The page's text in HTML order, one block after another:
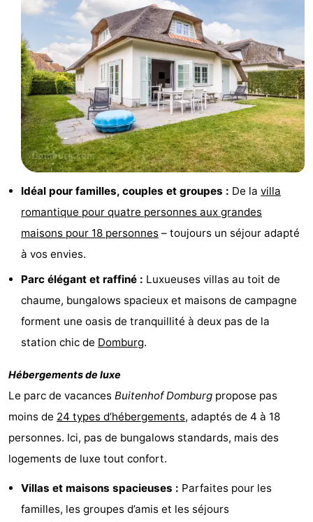
Points
de
vue
Attractions
Terrains
de
jeux
Aires
de
jeux
intérieures
Bowling
Parcours
mini-
Centres
bien-
Nature
guidées
Sports
Faire
du
vélo
-
Randonnée
-
Équitation
-
Manèges
-
Idéal pour familles, couples et groupes : De la villa
romantique pour quatre personnes aux grandes
maisons pour 18 personnes – toujours un séjour adapté
à vos envies.
Parc élégant et raffiné : Luxueuses villas au toit de
chaume, bungalows spacieux et maisons de campagne
forment une oasis de tranquillité à deux pas de la
station chic de Domburg.
Hébergements de luxe
Le parc de vacances Buitenhof Domburg propose pas
moins de 24 types d’hébergements, adaptés de 4 à 18
personnes. Ici, pas de bungalows standards, mais des
logements de luxe tout confort.
Villas et maisons spacieuses : Parfaites pour les
familles, les groupes d’amis et les séjours